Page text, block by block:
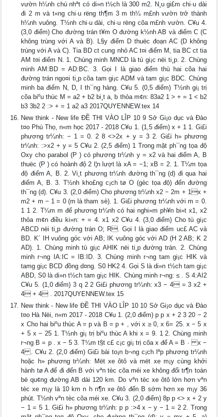
vườn h¼nh chú nhªt có di»n t½ch là 300 m2. N¸u gi£m chi·u dài
đi 2 m và t«ng chi·u rëng th¶m 3 m th¼ m£nh vườn trở thành
h¼nh vuông. T½nh chi·u dài, chi·u rëng cõa m£nh vườn. C¥u 4.
(3,0 điểm) Cho đường trán t¥m O đường k½nh AB và điểm C (C
không trùng với A và B). L§y điểm D thuëc đoạn AC (D không
trùng với A và C). Tia BD c­t cung nhỏ AC t¤i điểm M, tia BC c­t tia
AM t¤i điểm N. 1. Chùng minh MNCD là tù gi¡c nëi ti¸p. 2. Chùng
minh AM:BD = AD:BC. 3. Gọi I là giao điểm thù hai cõa hai
đường trán ngo¤i ti¸p cõa tam gi¡c ADM và tam gi¡c BDC. Chùng
minh ba điểm N, D, I th¯ng hàng. C¥u 5. (0,5 điểm) T½nh gi¡ trị
cõa biºu thùc M = a2 + b2 bi¸t a, b thỏa m¢n: 83a2 1 > + = 1 < b2
b3 3b2 2 :> + = 1 a2 a3 2017QUYENNEW.tex 14
New think - New life ĐỀ THI VÀO LÎP 10 9 Sở Gi¡o dục và Đào
t¤o Phú Thọ, n«m học 2017 - 2018 C¥u 1. (1,5 điểm) x + 1 1. Gi£i
phương tr¼nh: − 1 = 0. 2 8 <>2x + y = 3 2. Gi£i h» phương
tr¼nh: :>x2 + y = 5 C¥u 2. (2,5 điểm) 1 Trong mặt ph¯ng tọa độ
Oxy cho parabol (P ) có phương tr¼nh y = x2 và hai điểm A, B
thuëc (P ) có hoành độ 2 l¦n lượt là xA = −1; xB = 2. 1. T¼m tọa
độ điểm A, B. 2. Vi¸t phương tr¼nh đường th¯ng (d) đi qua hai
điểm A, B. 3. T½nh kho£ng c¡ch tø O (gèc tọa độ) đến đường
th¯ng (d). C¥u 3. (2,0 điểm) Cho phương tr¼nh x2 − 2m + 1x +
m2 + m − 1 = 0 (m là tham sè). 1. Gi£i phương tr¼nh với m = 0.
1 1 2. T¼m m để phương tr¼nh có hai nghi»m ph¥n bi»t x1, x2
thỏa m¢n điều ki»n: + = 4. x1 x2 C¥u 4. (3,0 điểm) Cho tù gi¡c
ABCD nëi ti¸p đường trán O; R. Gọi I là giao điểm uc£ AC và
BD. K´ IH vuông góc với AB; IK vuông góc với AD (H 2 AB; K 2
AD). 1. Chùng minh tù gi¡c AHIK nëi ti¸p đường trán. 2. Chùng
minh r¬ng IA:IC = IB:ID. 3. Chùng minh r¬ng tam gi¡c HIK và
tamg gi¡c BCD đồng d¤ng. S0 HK2 4. Gọi S là di»n t½ch tam gi¡c
ABD, S0 là di»n t½ch tam gi¡c HIK. Chùng minh r¬ng: ≤ . S 4:AI2
C¥u 5. (1,0 điểm) 3 q 2 2 Gi£i phương tr¼nh: x3 − 4 = 3 x2 +
4 + 4 . 2017QUYENNEW.tex 15
New think - New life ĐỀ THI VÀO LÎP 10 10 Sở Gi¡o dục và Đào
t¤o Hà Nëi, n«m 2017 - 2018 C¥u 1. (2,0 điểm) p p x + 2 3 20 − 2
x Cho hai biºu thùc A = p và B = p + , với x ≥ 0, x 6= 25. x − 5 x
+ 5 x − 25 1. T½nh gi¡ trị biºu thùc A khi x = 9. 1 2. Chùng minh
r¬ng B = p . x − 5 3. T¼m t§t c£ c¡c gi¡ trị cõa x để A = B · x −
4 . C¥u 2. (2,0 điểm) Gi£i bài to¡n b¬ng c¡ch lªp phương tr¼nh
hoặc h» phương tr¼nh: Mët xe ôtô và mët xe m¡y cùng khởi
hành tø A để đi đến B với vªn tèc cõa méi xe không đổi tr¶n toàn
bë qu¢ng đường AB dài 120 km. Do vªn tèc xe ôtô lớn hơn vªn
tèc xe m¡y là 10 km n h n¶n xe ôtô đến B sớm hơn xe m¡y 36
phút. T½nh vªn tèc cõa méi xe. C¥u 3. (2,0 điểm) 8p p <> x + 2 y
− 1 = 5 1. Gi£i h» phương tr¼nh: p p :>4 x − y − 1 = 2 2. Trong